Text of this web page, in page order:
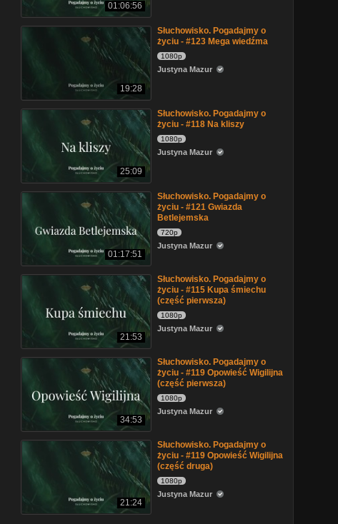
01:06:56
19:28
Słuchowisko. Pogadajmy o
życiu - #123 Mega wiedźma
1080p
Justyna Mazur
25:09
Słuchowisko. Pogadajmy o
życiu - #118 Na kliszy
1080p
Justyna Mazur
01:17:51
Słuchowisko. Pogadajmy o
życiu - #121 Gwiazda
Betlejemska
720p
Justyna Mazur
21:53
Słuchowisko. Pogadajmy o
życiu - #115 Kupa śmiechu
(część pierwsza)
1080p
Justyna Mazur
34:53
Słuchowisko. Pogadajmy o
życiu - #119 Opowieść Wigilijna
(część pierwsza)
1080p
Justyna Mazur
21:24
Słuchowisko. Pogadajmy o
życiu - #119 Opowieść Wigilijna
(część druga)
1080p
Justyna Mazur